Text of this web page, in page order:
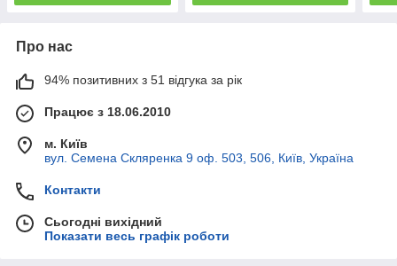
Про нас
94% позитивних з 51 відгука за рік
Працює з 18.06.2010
м. Київ
вул. Семена Скляренка 9 оф. 503, 506, Київ, Україна
Контакти
Сьогодні вихідний
Показати весь графік роботи